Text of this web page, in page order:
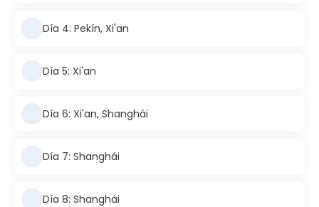
Día 4: Pekín, Xi'an
Día 5: Xi'an
Día 6: Xi'an, Shanghái
Día 7: Shanghái
Día 8: Shanghái